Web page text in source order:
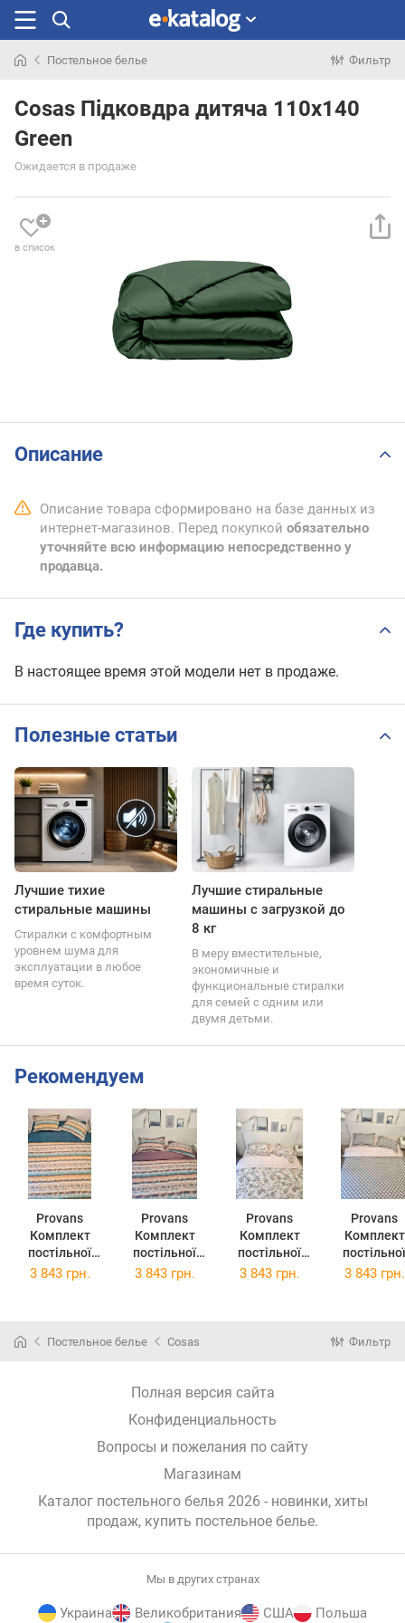
раньше
Постельное белье Фильтр
Cosas Підковдра дитяча 110х140
Green
Ожидается в продаже
в список
Описание
Описание товара сформировано на базе данных из
интернет-магазинов. Перед покупкой обязательно
уточняйте всю информацию непосредственно у
продавца.
Где купить?
В настоящее время этой модели нет в продаже.
Полезные статьи
Лучшие тихие
стиральные машины
Стиралки с комфортным
уровнем шума для
эксплуатации в любое
время суток.
Лучшие стиральные
машины с загрузкой до
8 кг
В меру вместительные,
экономичные и
функциональные стиралки
для семей с одним или
двумя детьми.
Рекомендуем
Provans
Комплект
постільної
білизни
Сімейний
Provans
Комплект
постільної
білизни
(026257)
Provans
Комплект
постільної
білизни
Provans
Комплект
постільної
білизни
Сімейний
3 843 грн. 3 843 грн. 3 843 грн. 3 843 грн.
Постельное белье Cosas Фильтр
Полная версия сайта
Конфиденциальность
Вопросы и пожелания по сайту
Магазинам
Каталог постельного белья 2026 - новинки, хиты
продаж, купить постельное белье.
Мы в других странах
Украина Великобритания США Польша